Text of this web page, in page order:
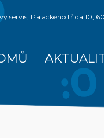
servis, Palackého třída 10,